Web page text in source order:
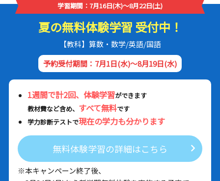
学習期間：7月16日(木)～8月22日(土)
夏の無料体験学習 受付中！
【教科】算数・数学/英語/国語
予約受付期間：7月1日(水)～8月19日(水)
1週間で計2回、体験学習ができます
教材費など含め、 すべて無料です
学力診断テストで現在の学力も分かります
無料体験学習の詳細はこちら
※本キャンペーン終了後、